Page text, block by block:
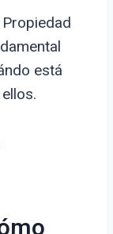
está